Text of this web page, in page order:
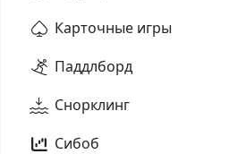
Карточные игры
Паддлборд
Снорклинг
Сибоб